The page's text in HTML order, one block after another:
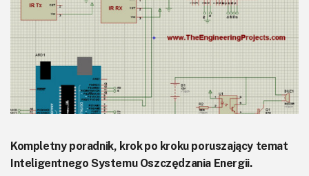
Newsletter
Archiwum
Do pobrania
Kompletny poradnik, krok po kroku poruszający temat
Inteligentnego Systemu Oszczędzania Energii.